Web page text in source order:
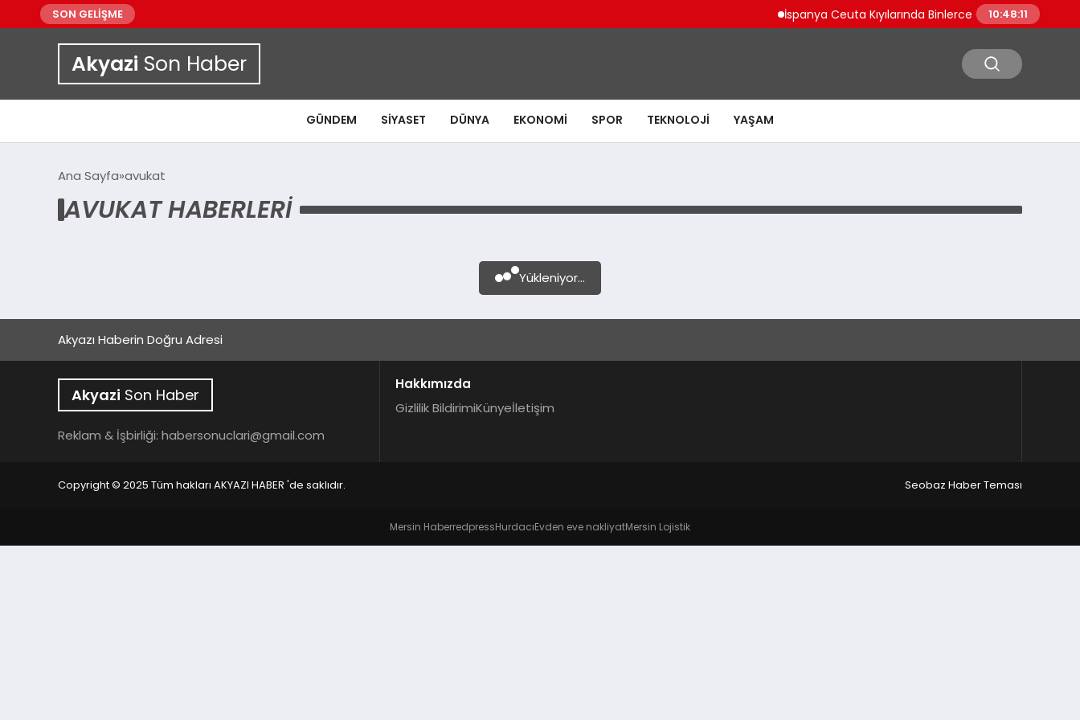
SON GELİŞME İspanya Ceuta Kıyılarında Binlerce Göçmen Tehlikeli
10:48:11
Akyazi Son Haber
GÜNDEM SIYASET DÜNYA EKONOMI SPOR TEKNOLOJI YAŞAM
Ana Sayfa avukat
AVUKAT HABERLERI
Yükleniyor...
Akyazı Haberin Doğru Adresi
Akyazi Son Haber
Reklam & İşbirliği: habersonuclari@gmail.com
Hakkımızda
Gizlilik BildirimiKünyeİletişim
Copyright © 2025 Tüm hakları AKYAZI HABER 'de saklıdır. Seobaz Haber Teması
Mersin HaberredpressHurdacıEvden eve nakliyatMersin Lojistik